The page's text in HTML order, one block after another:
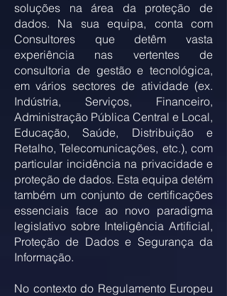
soluções na área da proteção de
dados. Na sua equipa, conta com
Consultores que detêm vasta
experiência nas vertentes de
consultoria de gestão e tecnológica,
em vários sectores de atividade (ex.
Indústria, Serviços, Financeiro,
Administração Pública Central e Local,
Educação, Saúde, Distribuição e
Retalho, Telecomunicações, etc.), com
particular incidência na privacidade e
proteção de dados. Esta equipa detém
também um conjunto de certificações
essenciais face ao novo paradigma
legislativo sobre Inteligência Artificial,
Proteção de Dados e Segurança da
Informação.
No contexto do Regulamento Europeu